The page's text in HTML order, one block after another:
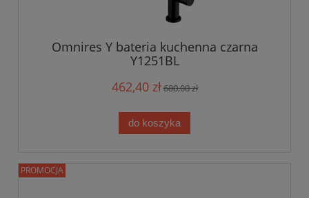
Omnires Y bateria kuchenna czarna
Y1251BL
462,40 zł680,00 zł
do koszyka
PROMOCJA